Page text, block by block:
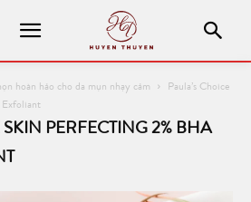
hoàn hảo cho da mụn nhạy cảm
Paula’s Choice
Exfoliant
PERFECTING 2% BHA